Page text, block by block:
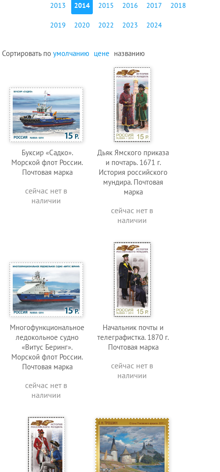
2013 2014 2015 2016 2017 2018
2019 2020 2022 2023 2024
Сортировать поумолчанию цене названию
Буксир «Садко».
Морской флот России.
Почтовая марка
сейчас нет в
наличии
Дьяк Ямского приказа
и почтарь. 1671 г.
История российского
мундира. Почтовая
марка
сейчас нет в
наличии
Многофункциональное
ледокольное судно
«Витус Беринг».
Морской флот России.
Почтовая марка
сейчас нет в
наличии
Начальник почты и
телеграфистка. 1870 г.
Почтовая марка
сейчас нет в
наличии